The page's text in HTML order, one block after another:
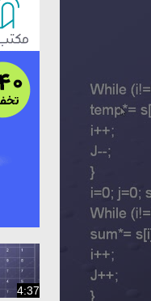
4:37